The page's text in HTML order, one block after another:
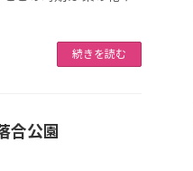
続きを読む
合公園